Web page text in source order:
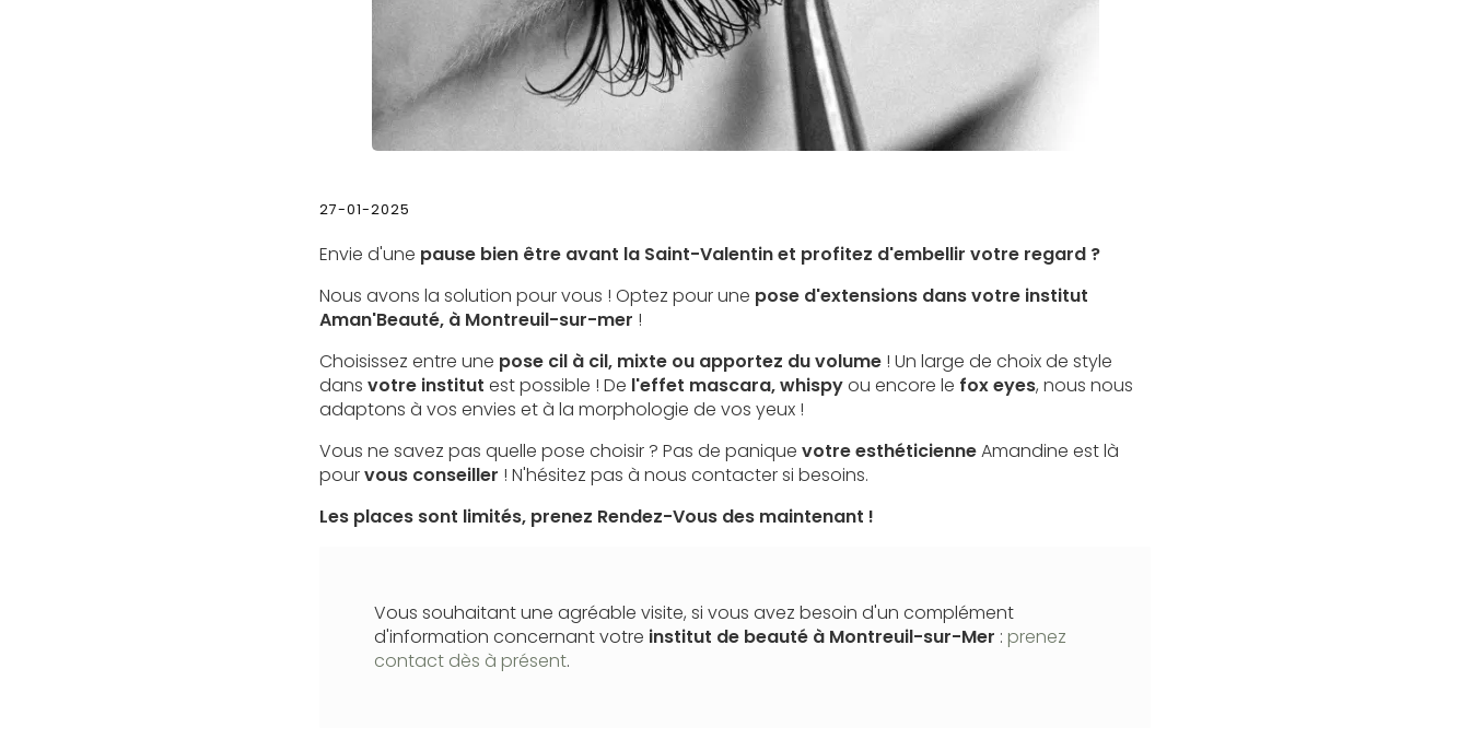
27-01-2025
Envie d'une pause bien être avant la Saint-Valentin et profitez d'embellir votre regard ?
Nous avons la solution pour vous ! Optez pour une pose d'extensions dans votre institut
Aman'Beauté, à Montreuil-sur-mer !
Choisissez entre une pose cil à cil, mixte ou apportez du volume ! Un large de choix de style
dans votre institut est possible ! De l'effet mascara, whispyou encore le fox eyes, nous nous
adaptons à vos envies et à la morphologie de vos yeux !
Vous ne savez pas quelle pose choisir ? Pas de panique votre esthéticienneAmandine est là
pourvous conseiller ! N'hésitez pas à nous contacter si besoins.
Les places sont limités, prenez Rendez-Vous des maintenant !
Vous souhaitant une agréable visite, si vous avez besoin d'un complément
d'information concernant votre institut de beauté à Montreuil-sur-Mer : prenez
contact dès à présent.